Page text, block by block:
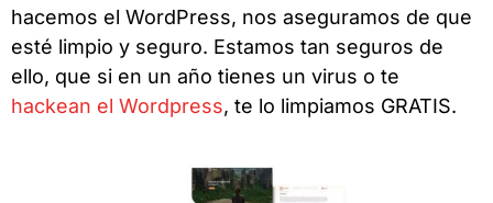
hacemos el WordPress, nos aseguramos de que
esté limpio y seguro. Estamos tan seguros de
ello, que si en un año tienes un virus o te
hackean el Wordpress, te lo limpiamos GRATIS.